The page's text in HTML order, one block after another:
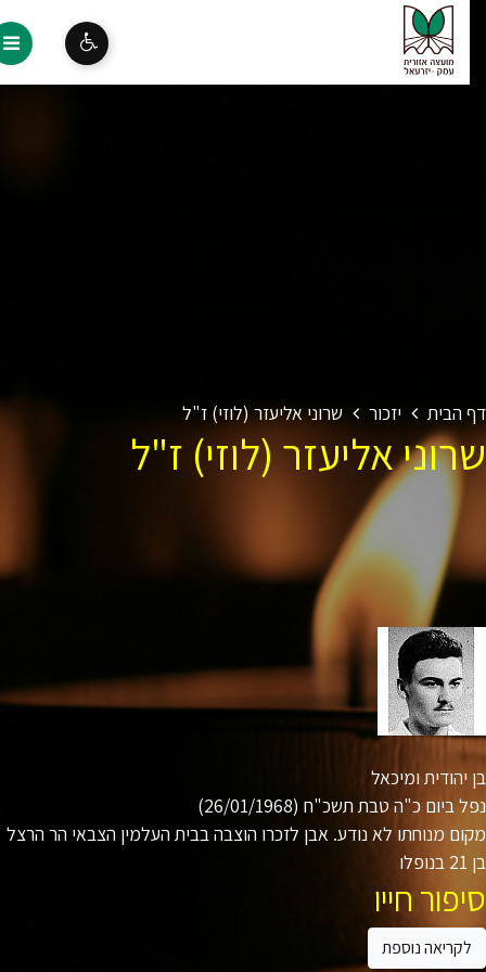
הבית יזכור שרוני אליעזר (לוזי) ז"ל
אליעזר (לוזי) ז"ל
ומיכאל
ביום כ"ה טבת תשכ"ח (26/01/1968)
מנוחתו לא נודע. אבן לזכרו הוצבה בבית העלמין הצבאי הר הרצל
חייו
נוספת